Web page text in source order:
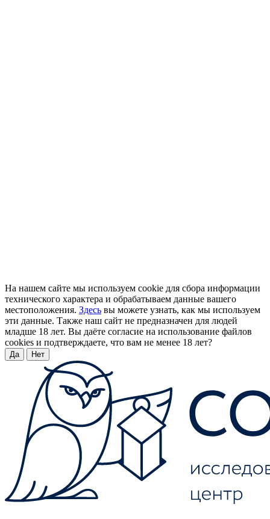
На нашем сайте мы используем cookie для сбора информации
технического характера и обрабатываем данные вашего
местоположения. Здесь вы можете узнать, как мы используем
эти данные. Также наш сайт не предназначен для людей
младше 18 лет. Вы даёте согласие на использование файлов
cookies и подтверждаете, что вам не менее 18 лет?
Да Нет